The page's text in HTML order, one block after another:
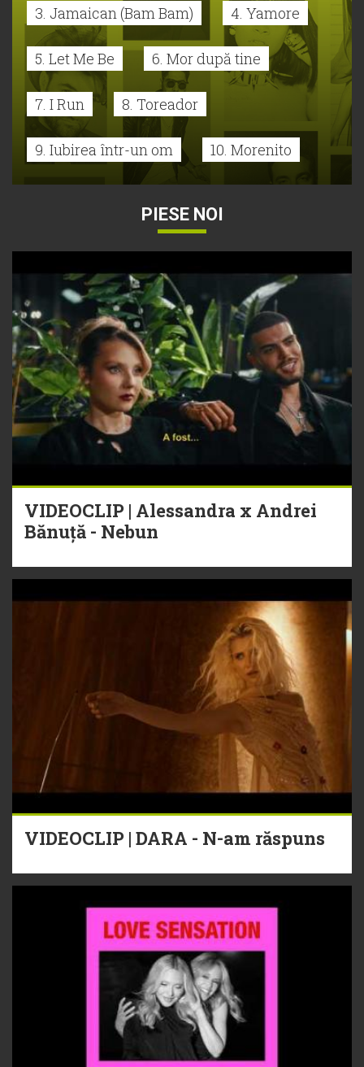
3. Jamaican (Bam Bam) 4. Yamore
5. Let Me Be 6. Mor după tine
7. I Run 8. Toreador
9. Iubirea într-un om 10. Morenito
PIESE NOI
VIDEOCLIP | Alessandra x Andrei
Bănuță - Nebun
VIDEOCLIP | DARA - N-am răspuns